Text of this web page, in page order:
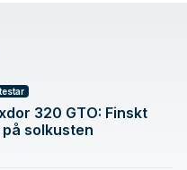
320 GTO: Finskt
solkusten